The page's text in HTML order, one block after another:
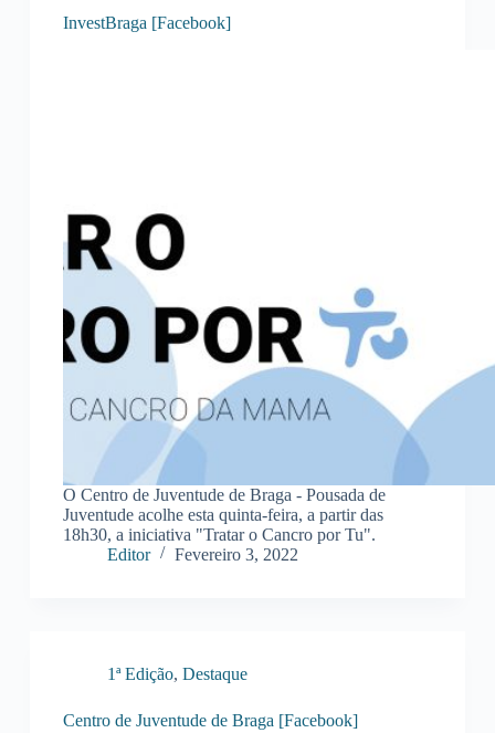
InvestBraga [Facebook]
O Centro de Juventude de Braga - Pousada de
Juventude acolhe esta quinta-feira, a partir das
18h30, a iniciativa "Tratar o Cancro por Tu".
Editor
Fevereiro 3, 2022
1ª Edição, Destaque
Centro de Juventude de Braga [Facebook]